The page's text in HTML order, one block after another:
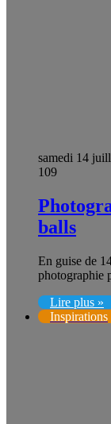
samedi 14
109
balls
En guise de
photographie
Lire plus »
Inspirations